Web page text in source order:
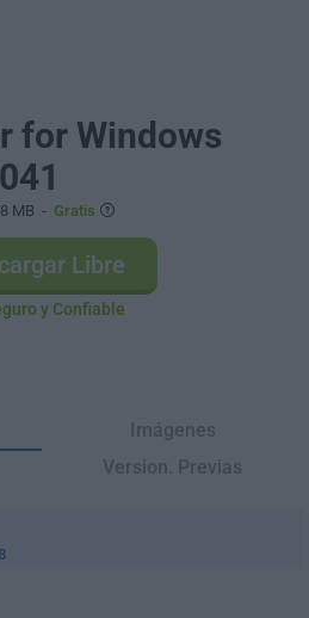
for Windows
MB - Gratis
Libre
y Confiable
Imágenes
Version. Previas